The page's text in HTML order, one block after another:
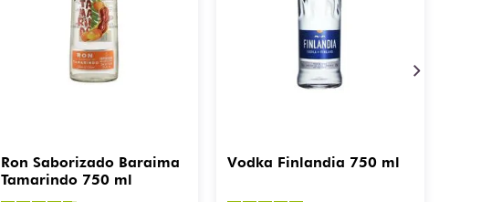
Ron Saborizado Baraima
Tamarindo 750 ml
Vodka Finlandia 750 ml